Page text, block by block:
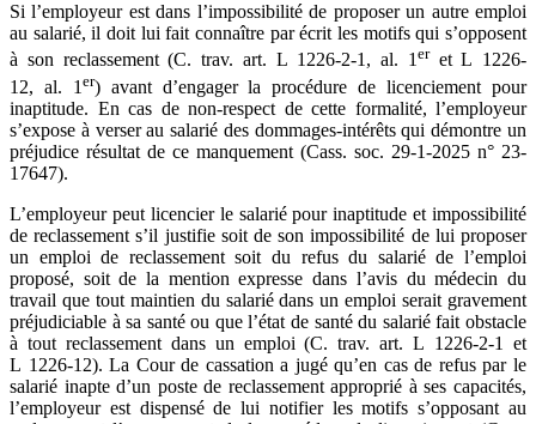
Si l’employeur est dans l’impossibilité de proposer un autre emploi
au salarié, il doit lui fait connaître par écrit les motifs qui s’opposent
à son reclassement (C. trav. art. L 1226-2-1, al. 1eret L 1226-
12, al. 1 er) avant d’engager la procédure de licenciement pour
inaptitude. En cas de non-respect de cette formalité, l’employeur
s’expose à verser au salarié des dommages-intérêts qui démontre un
préjudice résultat de ce manquement (Cass. soc. 29-1-2025 n° 23-
17647).
L’employeur peut licencier le salarié pour inaptitude et impossibilité
de reclassement s’il justifie soit de son impossibilité de lui proposer
un emploi de reclassement soit du refus du salarié de l’emploi
proposé, soit de la mention expresse dans l’avis du médecin du
travail que tout maintien du salarié dans un emploi serait gravement
préjudiciable à sa santé ou que l’état de santé du salarié fait obstacle
à tout reclassement dans un emploi (C. trav. art. L 1226-2-1 et
L 1226-12). La Cour de cassation a jugé qu’en cas de refus par le
salarié inapte d’un poste de reclassement approprié à ses capacités,
l’employeur est dispensé de lui notifier les motifs s’opposant au